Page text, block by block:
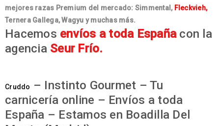
mejores razas Premium del mercado: Simmental, Fleckvieh,
Ternera Gallega, Wagyu y muchas más.
Hacemos envíos a toda Españacon la
agencia Seur Frío.
Cruddo
– Instinto Gourmet – Tu
carnicería online – Envíos a toda
España – Estamos en Boadilla Del